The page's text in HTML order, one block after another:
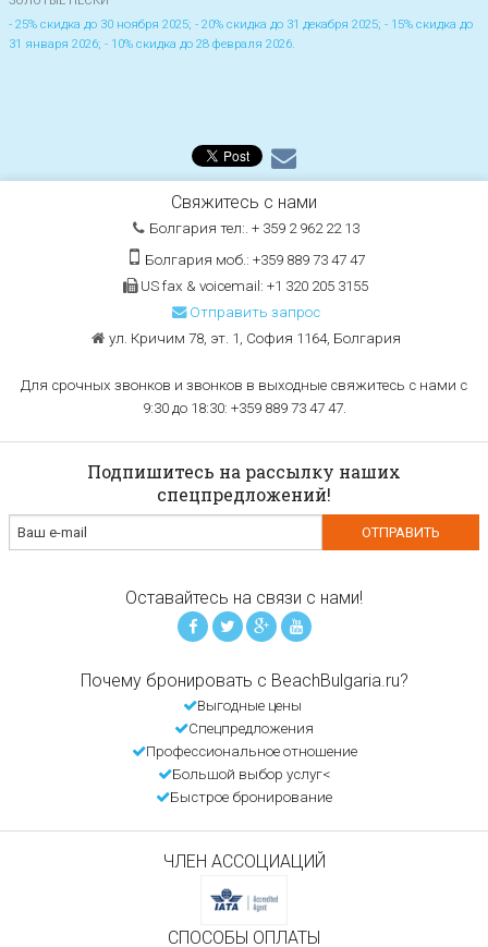
- 25% скидка до 30 ноября 2025; - 20% скидка до 31 декабря 2025; - 15% скидка до
31 января 2026; - 10% скидка до 28 февраля 2026.
Свяжитесь с нами
Болгария тел:. + 359 2 962 22 13
Болгария моб.: +359 889 73 47 47
US fax & voicemail: +1 320 205 3155
Отправить запрос
ул. Кричим 78, эт. 1, София 1164, Болгария
Для срочных звонков и звонков в выходные свяжитесь с нами с
9:30 до 18:30: +359 889 73 47 47.
Подпишитесь на рассылку наших
спецпредложений!
Оставайтесь на связи с нами!
Почему бронировать с BeachBulgaria.ru?
Выгодные цены
Спецпредложения
Профессиональное отношение
Большой выбор услуг<
Быстрое бронирование
ЧЛЕН АССОЦИАЦИЙ
СПОСОБЫ ОПЛАТЫ